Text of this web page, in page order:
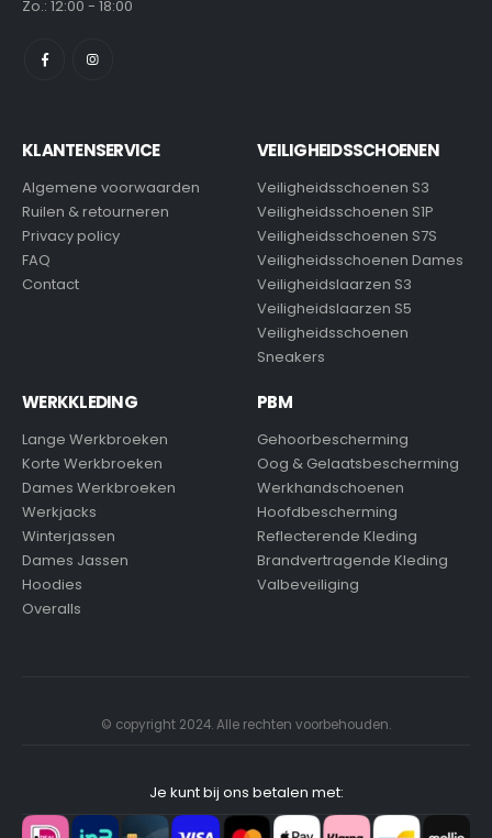
Zo.: 12:00 - 18:00
KLANTENSERVICE
Algemene voorwaarden
Ruilen & retourneren
Privacy policy
FAQ
Contact
VEILIGHEIDSSCHOENEN
Veiligheidsschoenen S3
Veiligheidsschoenen S1P
Veiligheidsschoenen S7S
Veiligheidsschoenen Dames
Veiligheidslaarzen S3
Veiligheidslaarzen S5
Veiligheidsschoenen
Sneakers
WERKKLEDING
Lange Werkbroeken
Korte Werkbroeken
Dames Werkbroeken
Werkjacks
Winterjassen
Dames Jassen
Hoodies
Overalls
PBM
Gehoorbescherming
Oog & Gelaatsbescherming
Werkhandschoenen
Hoofdbescherming
Reflecterende Kleding
Brandvertragende Kleding
Valbeveiliging
© copyright 2024. Alle rechten voorbehouden.
Je kunt bij ons betalen met: